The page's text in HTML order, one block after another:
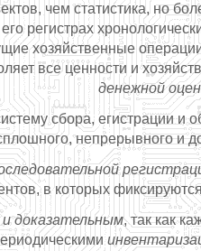
чем статистика, но
регистрах
хозяйственные
все ценности и
денежной
сбора, егистрации
непрерывного и
в которых
доказательным, так как